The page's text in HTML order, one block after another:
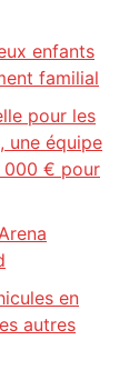
enfants
familial
pour les
une équipe
000 € pour
en
autres